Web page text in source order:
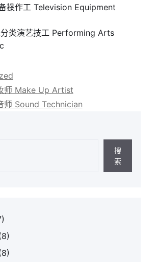
操作工 Television Equipment
类演艺技工 Performing Arts
师 Make Up Artist
师 Sound Technician
搜
索